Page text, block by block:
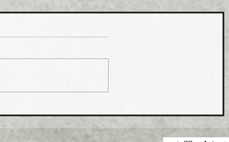
ホーコス グリース阻集器・
値上げ
一部製品について価格改定（値
経費低減に取り組んできたが、